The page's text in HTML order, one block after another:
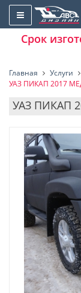
Срок
Главная Услуги
УАЗ ПИКАП 2017
УАЗ ПИКАП